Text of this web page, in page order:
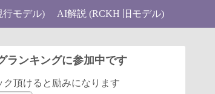
行モデル) AI解説 (RCKH 旧モデル)
ランキングに参加中です
ク頂けると励みになります